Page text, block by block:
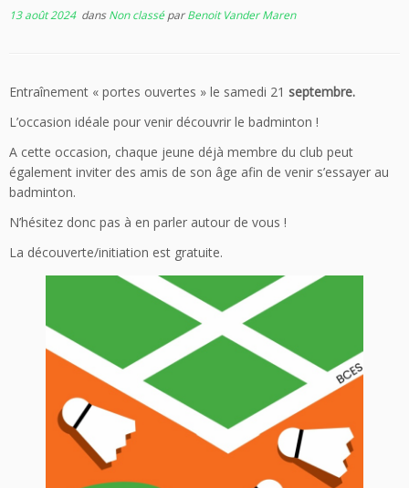
13 août 2024dansNon classéparBenoit Vander Maren
Entraînement « portes ouvertes » le samedi 21 septembre.
L’occasion idéale pour venir découvrir le badminton !
A cette occasion, chaque jeune déjà membre du club peut
également inviter des amis de son âge afin de venir s’essayer au
badminton.
N’hésitez donc pas à en parler autour de vous !
La découverte/initiation est gratuite.